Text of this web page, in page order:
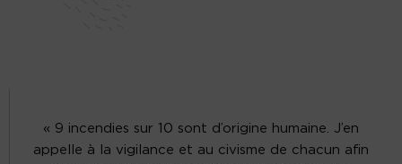
« 9 incendies sur 10 sont d’origine humaine. J’en
appelle à la vigilance et au civisme de chacun afin